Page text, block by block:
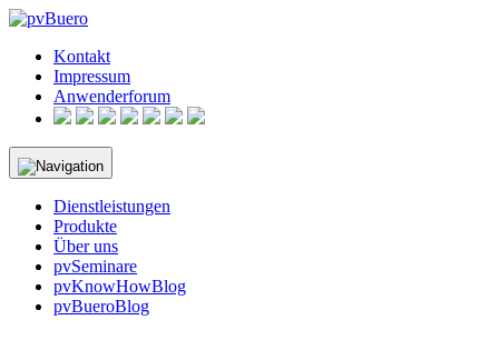
Skip
contentKontakt
Impressum
Anwenderforum
Dienstleistungen
Produkte
Über uns
pvSeminare
pvKnowHowBlog
pvBueroBlog